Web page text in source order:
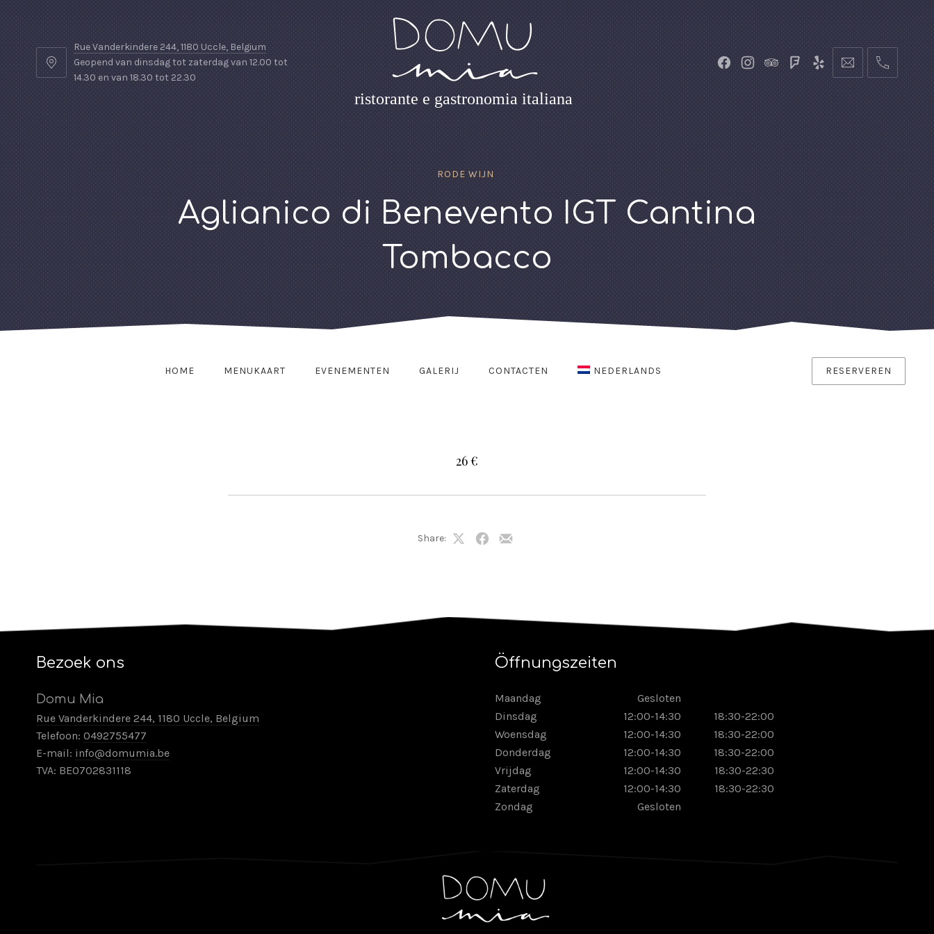
Rue Vanderkindere 244, 1180 Uccle, Belgium
Geopend van dinsdag tot zaterdag van 12.00 tot
14.30 en van 18.30 tot 22.30
ristorante e gastronomia italiana
RODE WIJN
Aglianico di Benevento IGT Cantina
Tombacco
HOME MENUKAART EVENEMENTEN GALERIJ CONTACTEN RESERVEREN
NEDERLANDS
26 €
Share:
ShareShareShare
Bezoek ons
Domu Mia
Rue Vanderkindere 244, 1180 Uccle, Belgium
Telefoon: 0492755477
E-mail: info@domumia.be
TVA: BE0702831118
Öffnungszeiten
Maandag
Gesloten
Dinsdag
12:00-14:30
18:30-22:00
Woensdag
12:00-14:30
18:30-22:00
Donderdag
12:00-14:30
18:30-22:00
Vrijdag
12:00-14:30
18:30-22:30
Zaterdag
12:00-14:30
18:30-22:30
Zondag
Gesloten